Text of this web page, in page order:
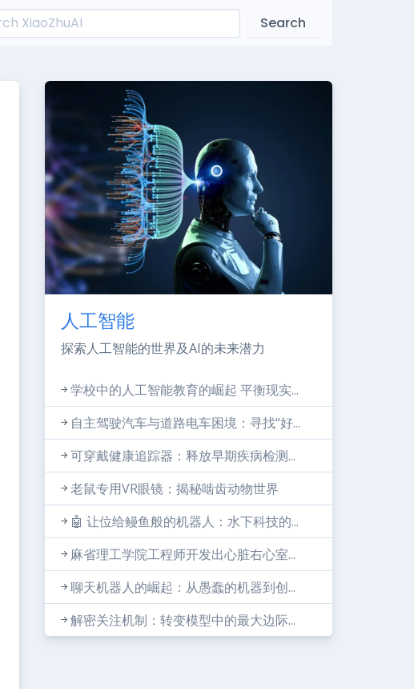
Search
人工智能
探索人工智能的世界及AI的未来潜力
学校中的人工智能教育的崛起 平衡现实...
自主驾驶汽车与道路电车困境：寻找“好...
可穿戴健康追踪器：释放早期疾病检测...
老鼠专用VR眼镜：揭秘啮齿动物世界
🤖 让位给鳗鱼般的机器人：水下科技的...
麻省理工学院工程师开发出心脏右心室...
聊天机器人的崛起：从愚蠢的机器到创...
解密关注机制：转变模型中的最大边际...